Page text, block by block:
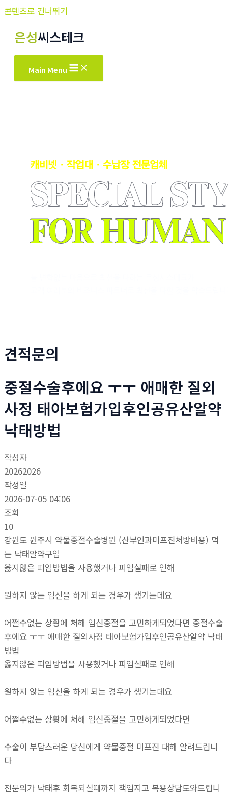
콘텐츠로 건너뛰기
은성씨스테크
Main Menu
견적문의
중절수술후에요 ㅜㅜ 애매한 질외
사정 태아보험가입후인공유산알약
낙­태방법
작성자
20262026
작성일
2026-07-05 04:06
조회
10
강원도 원주시 약물중절수술병원 (산부인과미프진처방비용) 먹
는 낙­태알약구입
옳지않은 피임방법을 사용했거나 피임실패로 인해
원하지 않는 임신을 하게 되는 경우가 생기는데요
어쩔수없는 상황에 처해 임신중절을 고민하게되었다면 중절수술
후에요 ㅜㅜ 애매한 질외사정 태아보험가입후인공유산알약 낙­태
방법
옳지않은 피임방법을 사용했거나 피임실패로 인해
원하지 않는 임신을 하게 되는 경우가 생기는데요
어쩔수없는 상황에 처해 임신중절을 고민하게되었다면
수술이 부담스러운 당신에게 약물중절 미프진 대해 알려드립니
다
전문의가 낙태후 회복되실때까지 책임지고 복용상담도와드립니